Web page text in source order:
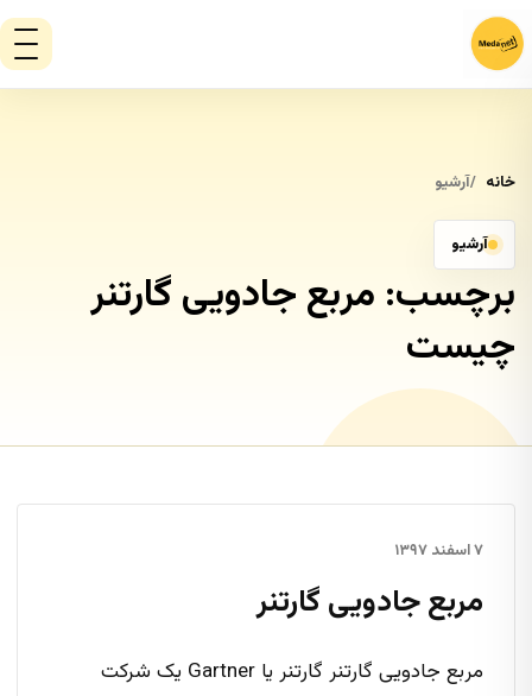
خانه آرشیو
آرشیو
برچسب: مربع جادویی گارتنر
چیست
۷ اسفند ۱۳۹۷
مربع جادویی گارتنر
مربع جادویی گارتنر گارتنر یا Gartner یک شرکت